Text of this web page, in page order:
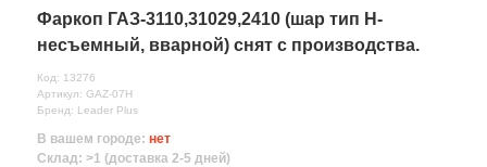
Фаркоп ГАЗ-3110,31029,2410 (шар тип Н-
несъемный, вварной) снят с производства.
Код: 13276
Артикул: GAZ-07Н
Бренд: Leader Plus
В вашем городе: нет
Склад: >1 (доставка 2-5 дней)